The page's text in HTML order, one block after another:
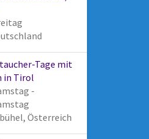
Tage mit
in Tirol
-
Österreich